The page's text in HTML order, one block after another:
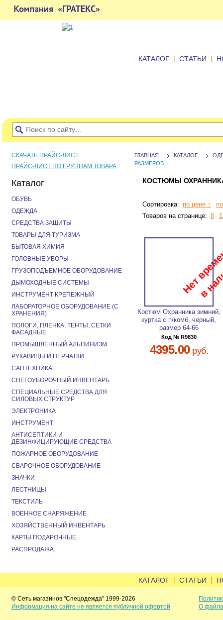
КАТАЛОГ | СТАТЬИ |
ГЛАВНАЯ КАТАЛОГ
РАЗМЕРОВ
КОСТЮМЫ
Сортировка: по цене ↑
Товаров на странице: 8
Костюм Охранника зимний,
куртка с п/комб, черный,
размер 64-66
Код № R9830
4395.00руб.
СКАЧАТЬ ПРАЙС-ЛИСТ
ПРАЙС-ЛИСТ ПО ГРУППАМ ТОВАРА
Каталог
ОБУВЬ
ОДЕЖДА
СРЕДСТВА ЗАЩИТЫ
ТОВАРЫ ДЛЯ ТУРИЗМА
БЫТОВАЯ ХИМИЯ
ГОЛОВНЫЕ УБОРЫ
ГРУЗОПОДЪЕМНОЕ ОБОРУДОВАНИЕ
ДЫМОХОДНЫЕ СИСТЕМЫ
ИНСТРУМЕНТ КРЕПЕЖНЫЙ
ЛАБОРАТОРНОЕ ОБОРУДОВАНИЕ (С
ХРАНЕНИЯ)
ПОЛОГИ, ПЛЕНКА, ТЕНТЫ, СЕТКИ
ФАСАДНЫЕ
ПРОМЫШЛЕННЫЙ АЛЬПИНИЗМ
РУКАВИЦЫ И ПЕРЧАТКИ
САНТЕХНИКА
СНЕГОУБОРОЧНЫЙ ИНВЕНТАРЬ
СПЕЦИАЛЬНЫЕ СРЕДСТВА ДЛЯ
СИЛОВЫХ СТРУКТУР
ЭЛЕКТРОНИКА
ИНСТРУМЕНТ
АНТИСЕПТИКИ И
ДЕЗИНФИЦИРУЮЩИЕ СРЕДСТВА
ПОЖАРНОЕ ОБОРУДОВАНИЕ
СВАРОЧНОЕ ОБОРУДОВАНИЕ
ЗНАЧКИ
ЛЕСТНИЦЫ
ТЕКСТИЛЬ
ВОЕННОЕ СНАРЯЖЕНИЕ
ХОЗЯЙСТВЕННЫЙ ИНВЕНТАРЬ
КАРТЫ ПОДАРОЧНЫЕ
РАСПРОДАЖА
КАТАЛОГ | СТАТЬИ |
© Сеть магазинов "Спецодежда" 1999-2026
Информация на сайте не является публичной офертой
О